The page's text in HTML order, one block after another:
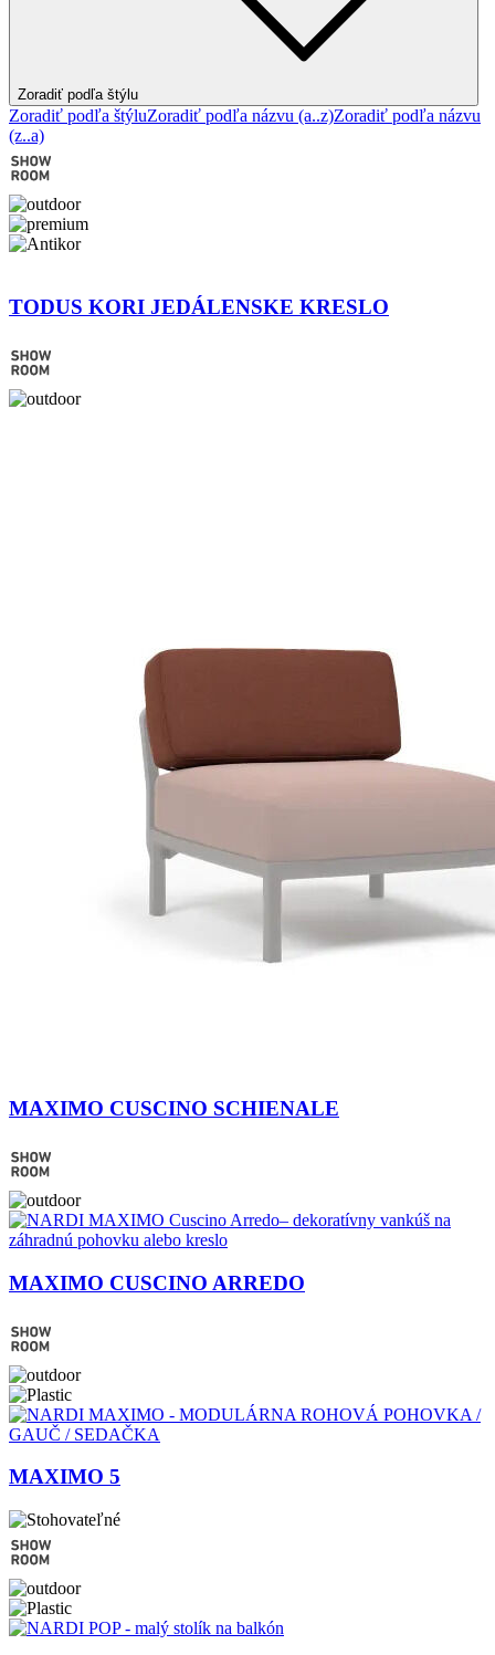
Zoradiť podľa štýlu
Zoradiť podľa štýluZoradiť podľa názvu (a..z)Zoradiť podľa názvu
(z..a)
TODUS KORI JEDÁLENSKE KRESLO
MAXIMO CUSCINO SCHIENALE
MAXIMO CUSCINO ARREDO
MAXIMO 5